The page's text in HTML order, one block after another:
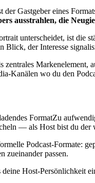
Gastgeber eines
ausstrahlen, die
unterscheidet, ist
Blick, der Interesse
zentrales
Kanälen wo du den
FormatZu
— als Host bist du der
Podcast-Formate:
zueinander passen.
Host-Persönlichkeit